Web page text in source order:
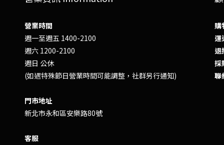
營業時間
週一至週五 1400-2100
週六 1200-2100
週日 公休
(如遇特殊節日營業時間可能調整，社群另行通知)
門市地址
新北市永和區安樂路80號
客服
購
採
聯